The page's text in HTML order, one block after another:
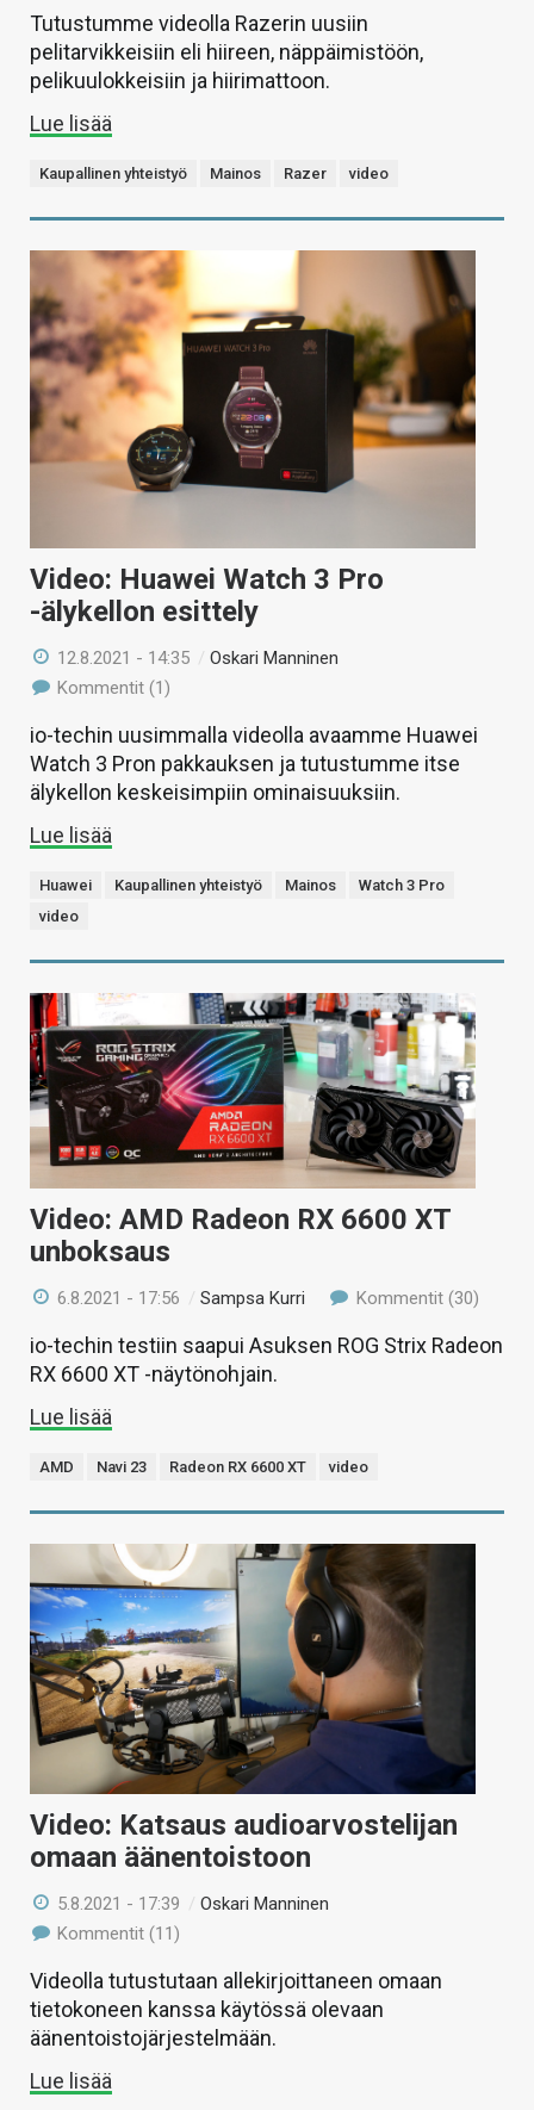
Tutustumme videolla Razerin uusiin
pelitarvikkeisiin eli hiireen, näppäimistöön,
pelikuulokkeisiin ja hiirimattoon.
Lue lisää
Kaupallinen yhteistyö Mainos Razer video
Video: Huawei Watch 3 Pro
-älykellon esittely
12.8.2021 - 14:35 /Oskari Manninen
Kommentit (1)
io-techin uusimmalla videolla avaamme Huawei
Watch 3 Pron pakkauksen ja tutustumme itse
älykellon keskeisimpiin ominaisuuksiin.
Lue lisää
Huawei Kaupallinen yhteistyö Mainos
Watch 3 Pro
video
Video: AMD Radeon RX 6600 XT
unboksaus
6.8.2021 - 17:56 /Sampsa Kurri Kommentit (30)
io-techin testiin saapui Asuksen ROG Strix Radeon
RX 6600 XT -näytönohjain.
Lue lisää
AMD Navi 23 Radeon RX 6600 XT video
Video: Katsaus audioarvostelijan
omaan äänentoistoon
5.8.2021 - 17:39 /Oskari Manninen
Kommentit (11)
Videolla tutustutaan allekirjoittaneen omaan
tietokoneen kanssa käytössä olevaan
äänentoistojärjestelmään.
Lue lisää